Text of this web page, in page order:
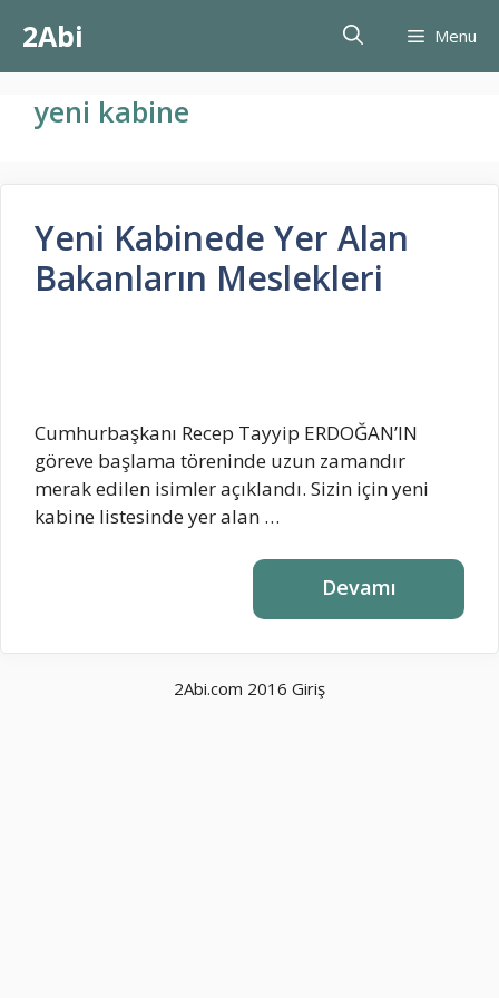
atla2Abi Menu
yeni kabine
Yeni Kabinede Yer Alan
Bakanların Meslekleri
Cumhurbaşkanı Recep Tayyip ERDOĞAN’IN
göreve başlama töreninde uzun zamandır
merak edilen isimler açıklandı. Sizin için yeni
kabine listesinde yer alan …
Devamı
2Abi.com 2016 Giriş